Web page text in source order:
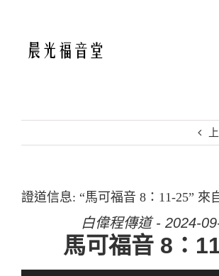
證道信息: “馬可福音 8：11-25” 來
白偉程傳道 - 2024-
馬可福音 8：
音訊播放器